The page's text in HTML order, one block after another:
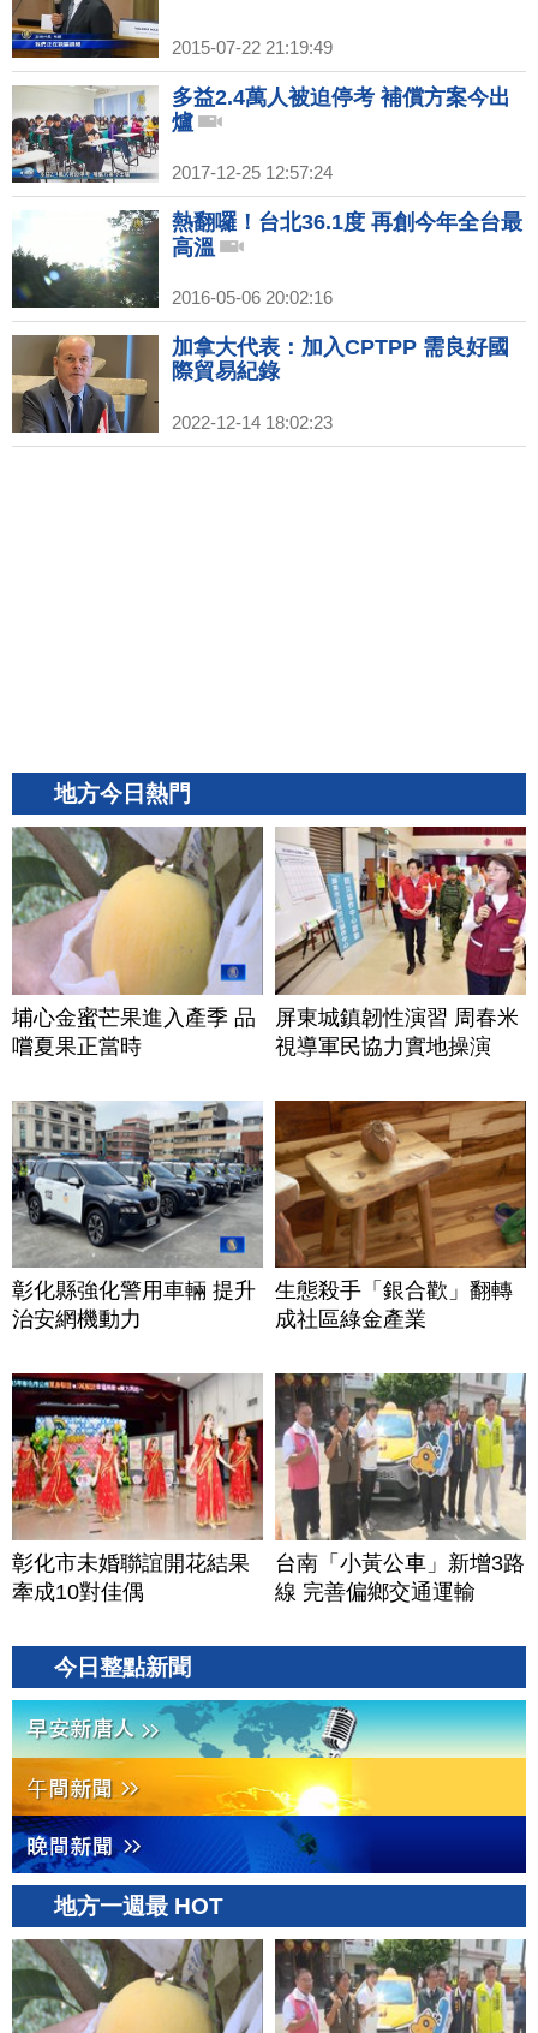
2015-07-22 21:19:49
多益2.4萬人被迫停考 補償方案今出
爐
2017-12-25 12:57:24
熱翻囉！台北36.1度 再創今年全台最
高溫
2016-05-06 20:02:16
加拿大代表：加入CPTPP 需良好國
際貿易紀錄
2022-12-14 18:02:23
地方今日熱門
埔心金蜜芒果進入產季 品
嚐夏果正當時
屏東城鎮韌性演習 周春米
視導軍民協力實地操演
彰化縣強化警用車輛 提升
治安網機動力
生態殺手「銀合歡」翻轉
成社區綠金產業
彰化市未婚聯誼開花結果
牽成10對佳偶
台南「小黃公車」新增3路
線 完善偏鄉交通運輸
今日整點新聞
地方一週最 HOT